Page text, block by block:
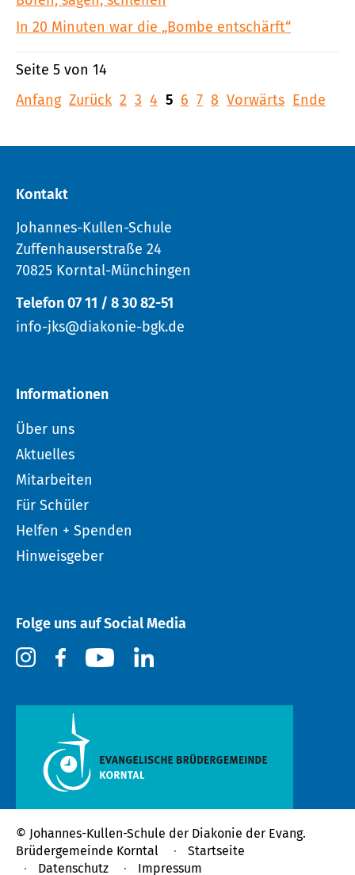
In 20 Minuten war die „Bombe entschärft“
Seite 5 von 14
Anfang Zurück 2 3 4 5 6 7 8 Vorwärts Ende
Kontakt
Johannes-Kullen-Schule
Zuffenhauserstraße 24
70825 Korntal-Münchingen
Telefon 07 11 / 8 30 82-51
info-jks@diakonie-bgk.de
Informationen
Über uns
Aktuelles
Mitarbeiten
Für Schüler
Helfen + Spenden
Hinweisgeber
Folge uns auf Social Media
© Johannes-Kullen-Schule der Diakonie der Evang.
Brüdergemeinde Korntal
Startseite
Datenschutz
Impressum